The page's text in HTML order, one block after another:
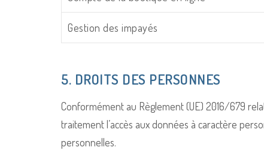
Gestion des impayés
5. DROITS DES PERSONNES
Conformément au Règlement (UE) 2016/679
traitement l’accès aux données à caractère
personnelles.